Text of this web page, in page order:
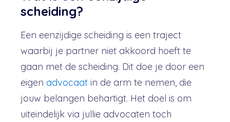
scheiding?
Een eenzijdige scheiding is een traject
waarbij je partner niet akkoord hoeft te
gaan met de scheiding. Dit doe je door een
eigen advocaat in de arm te nemen, die
jouw belangen behartigt. Het doel is om
uiteindelijk via jullie advocaten toch